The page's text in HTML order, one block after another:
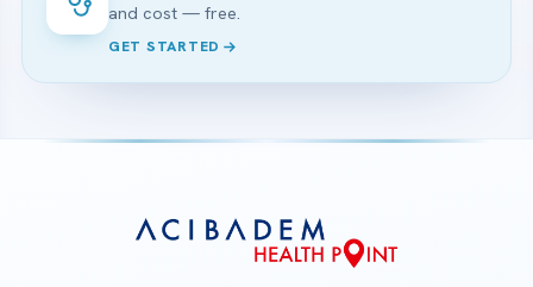
and cost — free.
GET STARTED